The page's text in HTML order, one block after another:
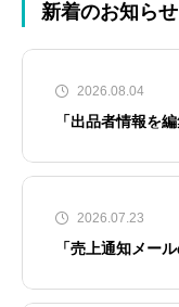
新着のお知らせ
2026.08.04
「出品者情報を
2026.07.23
「売上通知メー